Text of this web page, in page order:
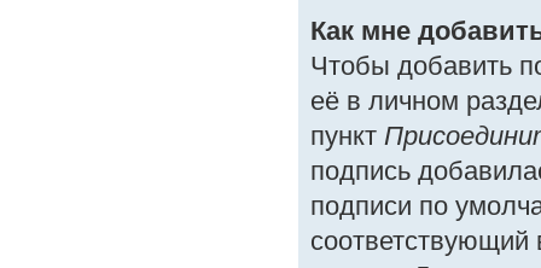
Как мне
Чтобы добавить
её в личном
пункт
подпись
подписи по